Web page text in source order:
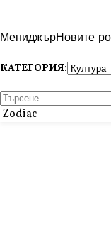
МениджърНовите
КАТЕГОРИЯ:
Zodiac